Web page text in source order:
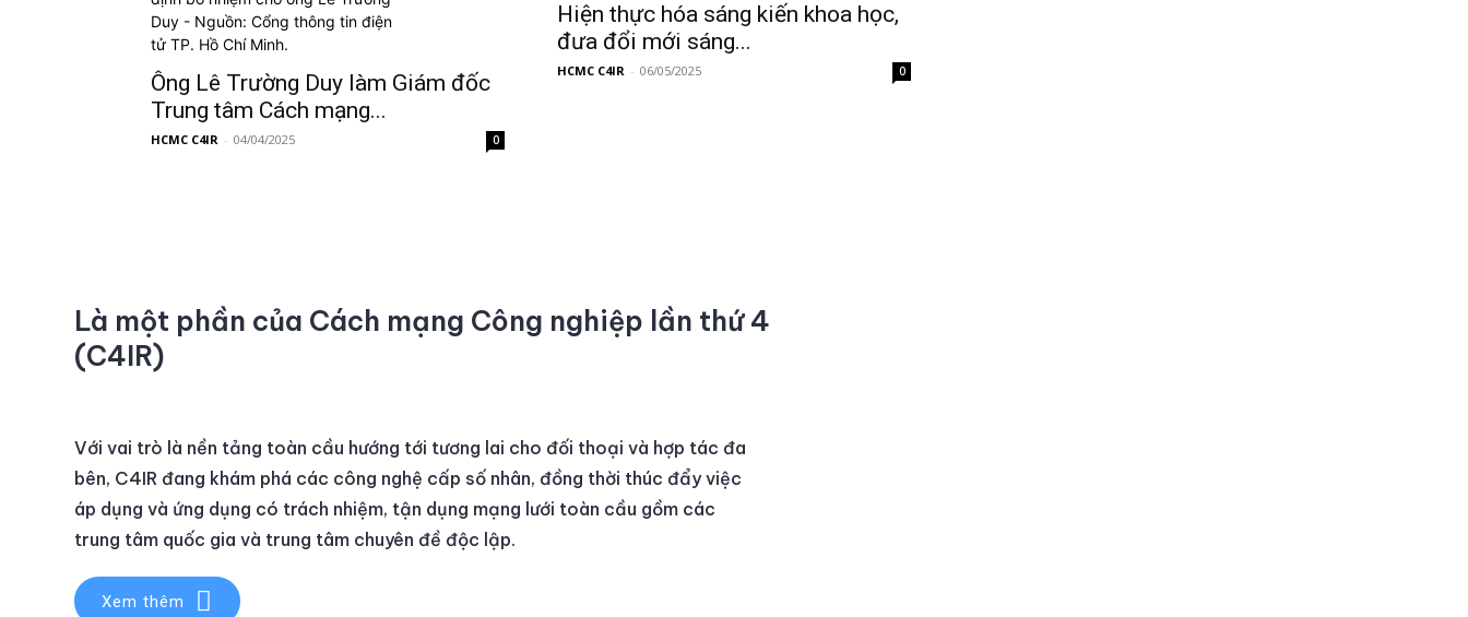
Ông Lê Trường Duy làm Giám đốc
Trung tâm Cách mạng...
HCMC C4IR - 04/04/2025 0
Hiện thực hóa sáng kiến khoa học,
đưa đổi mới sáng...
HCMC C4IR - 06/05/2025 0
Là một phần của Cách mạng Công nghiệp lần thứ 4
(C4IR)
Với vai trò là nền tảng toàn cầu hướng tới tương lai cho đối thoại và hợp tác đa
bên, C4IR đang khám phá các công nghệ cấp số nhân, đồng thời thúc đẩy việc
áp dụng và ứng dụng có trách nhiệm, tận dụng mạng lưới toàn cầu gồm các
trung tâm quốc gia và trung tâm chuyên đề độc lập.
Xem thêm